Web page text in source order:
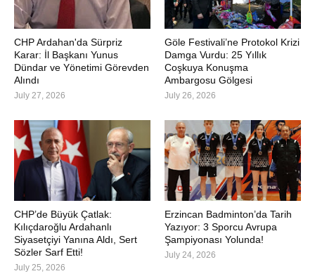
CHP Ardahan'da Sürpriz
Karar: İl Başkanı Yunus
Dündar ve Yönetimi Görevden
Alındı
July 27, 2026
Göle Festivali’ne Protokol Krizi
Damga Vurdu: 25 Yıllık
Coşkuya Konuşma
Ambargosu Gölgesi
July 26, 2026
CHP’de Büyük Çatlak:
Kılıçdaroğlu Ardahanlı
Siyasetçiyi Yanına Aldı, Sert
Sözler Sarf Etti!
July 25, 2026
Erzincan Badminton’da Tarih
Yazıyor: 3 Sporcu Avrupa
Şampiyonası Yolunda!
July 24, 2026